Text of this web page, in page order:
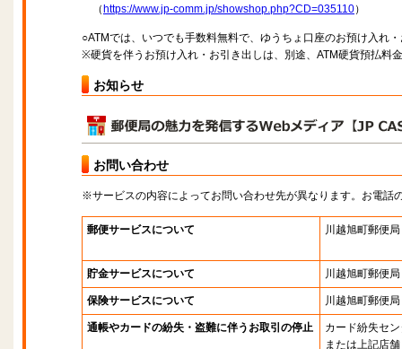
（ https://www.jp-comm.jp/showshop.php?CD=035110）
○ATMでは、いつでも手数料無料で、ゆうちょ口座のお預け入れ
※硬貨を伴うお預け入れ・お引き出しは、別途、ATM硬貨預払料
お知らせ
お問い合わせ
※サービスの内容によってお問い合わせ先が異なります。お電話
郵便サービスについて 川越旭町郵便局
貯金サービスについて 川越旭町郵便局
保険サービスについて 川越旭町郵便局
通帳やカードの紛失・盗難に伴うお取引の停止
カード紛失セ
または上記店舗